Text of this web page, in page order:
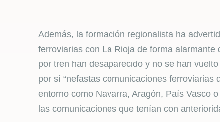
Además, la formación regionalista ha
ferroviarias con La Rioja de forma
por tren han desaparecido y no se han
por sí “nefastas comunicaciones ferroviarias
entorno como Navarra, Aragón, País Vasco
las comunicaciones que tenían con